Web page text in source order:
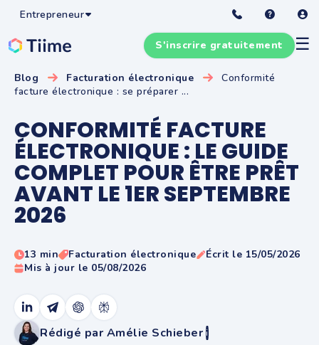
Entrepreneur
☰
S'inscrire gratuitement
Blog Facturation électronique
Conformité
facture électronique : se préparer ...
CONFORMITÉ FACTURE
ÉLECTRONIQUE : LE GUIDE
COMPLET POUR ÊTRE PRÊT
AVANT LE 1ER SEPTEMBRE
2026
13 min Facturation électronique
Écrit le 15/05/2026
Mis à jour le 05/08/2026
Rédigé par Amélie Schieber i